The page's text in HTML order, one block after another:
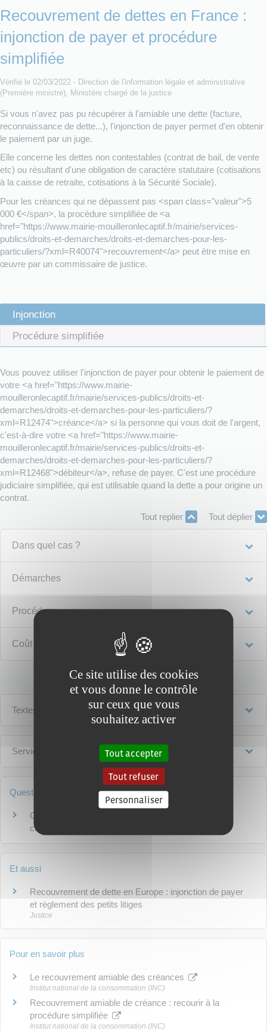
Recouvrement de dettes en France :
injonction de payer et procédure
simplifiée
Vérifié le 02/03/2022 - Direction de l'information légale et administrative
(Première ministre), Ministère chargé de la justice
Si vous n'avez pas pu récupérer à l'amiable une dette (facture,
reconnaissance de dette...), l'injonction de payer permet d'en obtenir
le paiement par un juge.
Elle concerne les dettes non contestables (contrat de bail, de vente
etc) ou résultant d'une obligation de caractère statutaire (cotisations
à la caisse de retraite, cotisations à la Sécurité Sociale).
Pour les créances qui ne dépassent pas <span class="valeur">5
000 €</span>, la procédure simplifiée de <a
href="https://www.mairie-mouilleronlecaptif.fr/mairie/services-
publics/droits-et-demarches/droits-et-demarches-pour-les-
particuliers/?xml=R40074">recouvrement</a> peut être mise en
œuvre par un commissaire de justice.
Injonction
Procédure simplifiée
Vous pouvez utiliser l'injonction de payer pour obtenir le paiement de
votre <a href="https://www.mairie-
mouilleronlecaptif.fr/mairie/services-publics/droits-et-
demarches/droits-et-demarches-pour-les-particuliers/?
xml=R12474">créance</a> si la personne qui vous doit de l'argent,
c'est-à-dire votre <a href="https://www.mairie-
mouilleronlecaptif.fr/mairie/services-publics/droits-et-
demarches/droits-et-demarches-pour-les-particuliers/?
xml=R12468">débiteur</a>, refuse de payer. C'est une procédure
judiciaire simplifiée, qui est utilisable quand la dette a pour origine un
contrat.
Tout replier
Tout déplier
Dans quel cas ?
Démarches
Procédure
Coût
Textes de référence
Services en ligne et formulaires
Questions ? Réponses !
Comment calcule-t-on un délai dans une procédure
civile ?
Et aussi
Recouvrement de dette en Europe : injonction de payer
et règlement des petits litiges
Justice
Pour en savoir plus
Le recouvrement amiable des créances
Institut national de la consommation (INC)
Recouvrement amiable de créance : recourir à la
procédure simplifiée
Institut national de la consommation (INC)
Ce site utilise des cookies
et vous donne le contrôle
sur ceux que vous
souhaitez activer
Tout accepter
Tout refuser
Personnaliser